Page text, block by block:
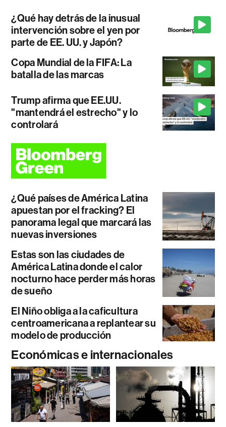
¿Qué hay detrás de la inusual
intervención sobre el yen por
parte de EE. UU. y Japón?
Copa Mundial de la FIFA: La
batalla de las marcas
Trump afirma que EE.UU.
"mantendrá el estrecho" y lo
controlará
¿Qué países de América Latina
apuestan por el fracking? El
panorama legal que marcará las
nuevas inversiones
Estas son las ciudades de
América Latina donde el calor
nocturno hace perder más horas
de sueño
El Niño obliga a la caficultura
centroamericana a replantear su
modelo de producción
Económicas e internacionales